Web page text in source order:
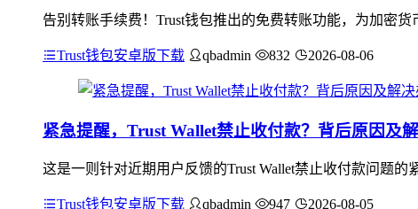
告别转账手续费！Trust钱包推出的免费转账功能，为加密
Trust钱包安卓版下载 qbadmin 832 2026-08-06
紧急提醒，Trust Wallet禁止收付款？背后原因及
这是一则针对近期用户反馈的Trust Wallet禁止收付款问题
Trust钱包安卓版下载 qbadmin 947 2026-08-05